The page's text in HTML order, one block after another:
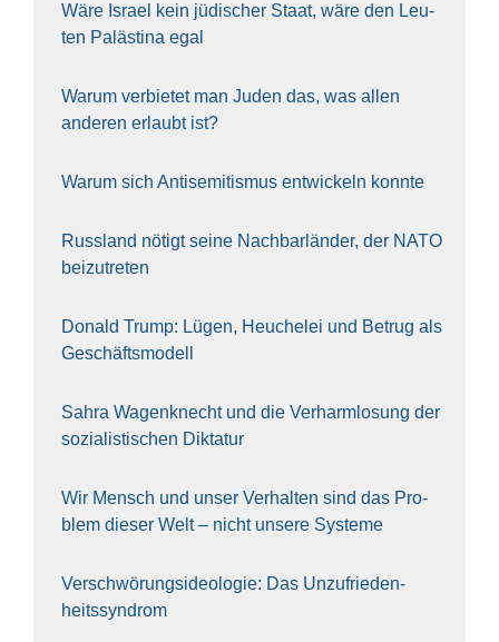
Wäre Isra­el kein jüdi­scher Staat, wäre den Leu­
ten Paläs­ti­na egal
War­um ver­bie­tet man Juden das, was allen
ande­ren erlaubt ist?
War­um sich Anti­se­mi­tis­mus ent­wi­ckeln konn­te
Russ­land nötigt sei­ne Nach­bar­län­der, der NATO
bei­zu­tre­ten
Donald Trump: Lügen, Heu­che­lei und Betrug als
Geschäfts­mo­dell
Sahra Wagen­knecht und die Ver­harm­lo­sung der
sozia­lis­ti­schen Dik­ta­tur
Wir Mensch und unser Ver­hal­ten sind das Pro­
blem die­ser Welt – nicht unse­re Sys‍te‍me
Ver­schwö­rungs­ideo­lo­gie: Das Unzufrieden­
heitssyndrom